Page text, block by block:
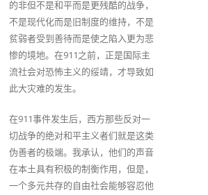
的非但不是和平而是更残酷的战争，
不是现代化而是旧制度的维持，不是
贫弱者受到善待而是使之陷入更为悲
惨的境地。在911之前，正是国际主
流社会对恐怖主义的绥靖，才导致如
此大灾难的发生。
在911事件发生后，西方那些反对一
切战争的绝对和平主义者们就是这类
伪善者的极端。我承认，他们的声音
在本土具有积极的制衡作用，但是，
一个多元共存的自由社会能够容忍他